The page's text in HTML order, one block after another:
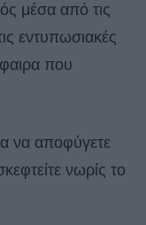
μέσα από τις
εντυπωσιακές
που
να αποφύγετε
νωρίς το